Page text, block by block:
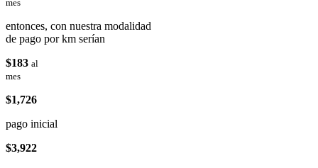
mes
entonces, con nuestra modalidad
de pago por km serían
$183 al
mes
$1,726
pago inicial
$3,922